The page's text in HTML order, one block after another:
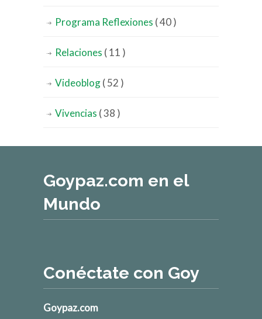
Programa Reflexiones ( 40 )
Relaciones ( 11 )
Videoblog( 52 )
Vivencias ( 38 )
Goypaz.com en el
Mundo
Conéctate con Goy
Goypaz.com